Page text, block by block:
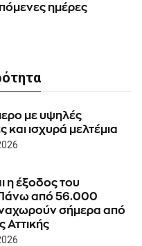
ημέρες
με υψηλές
και ισχυρά μελτέμια
η έξοδος του
από 56.000
σήμερα από
Αττικής